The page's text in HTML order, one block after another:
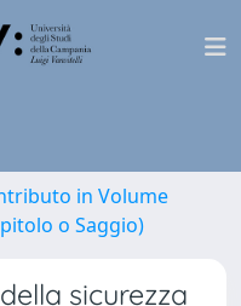
in Volume
o Saggio)
sicurezza